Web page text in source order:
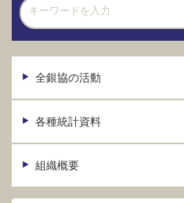
全銀協の活動
各種統計資料
組織概要